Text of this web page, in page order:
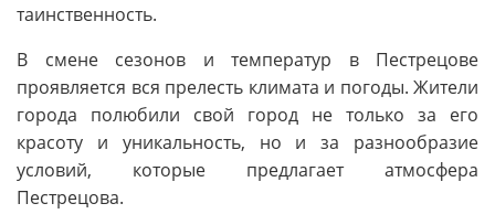
таинственность.
В смене сезонов и температур в Пестрецове
проявляется вся прелесть климата и погоды. Жители
города полюбили свой город не только за его
красоту и уникальность, но и за разнообразие
условий, которые предлагает атмосфера
Пестрецова.